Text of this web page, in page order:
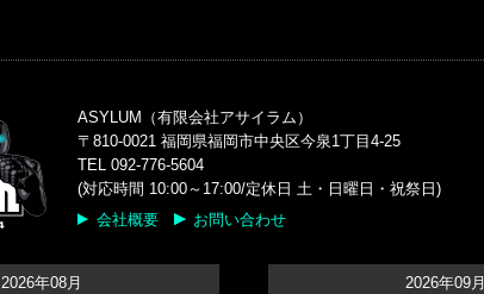
ASYLUM（有限会社アサイラム）
〒810-0021 福岡県福岡市中央区今泉1丁目4-25
TEL 092-776-5604
(対応時間 10:00～17:00/定休日 土・日曜日・祝祭日)
会社概要
お問い合わせ
2026年08月 2026年09月